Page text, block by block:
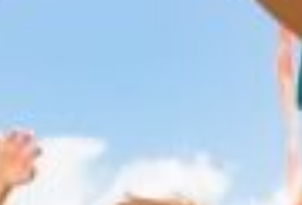
Bildnachweis
Datenschutz